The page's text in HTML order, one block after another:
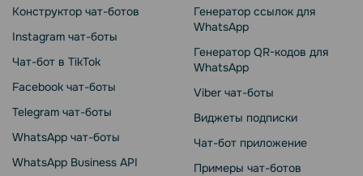
Конструктор чат-ботов
Instagram чат-боты
Чат-бот в TikTok
Facebook чат-боты
Telegram чат-боты
WhatsApp чат-боты
WhatsApp Business API
Генератор ссылок для
WhatsApp
Генератор QR-кодов для
WhatsApp
Viber чат-боты
Виджеты подписки
Чат-бот приложение
Примеры чат-ботов